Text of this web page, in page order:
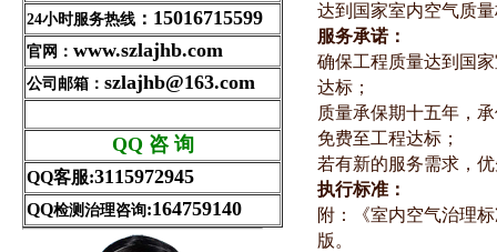
24小时服务热线 ： 15016715599
官网： www.szlajhb.com
公司邮箱： szlajhb@163.com
QQ 咨 询
QQ客服:3115972945
QQ检测治理咨询 :164759140
达到国家室内空气质量
服务承诺：
确保工程质量达到国
达标；
质量承保期十五年，
免费至工程达标；
若有新的服务需求，
执行标准：
附：《室内空气治理
版。